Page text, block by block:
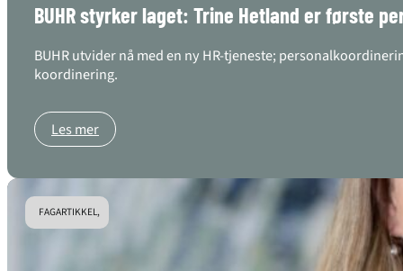
BUHR styrker laget: Trine Hetland er første
BUHR utvider nå med en ny HR-tjeneste;
koordinering.
Les mer
FAGARTIKKEL,